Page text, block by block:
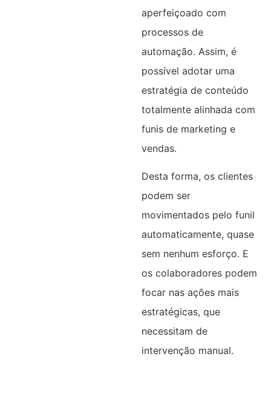
aperfeiçoado com
processos de
automação. Assim, é
possível adotar uma
estratégia de conteúdo
totalmente alinhada com
funis de marketing e
vendas.
Desta forma, os clientes
podem ser
movimentados pelo funil
automaticamente, quase
sem nenhum esforço. E
os colaboradores podem
focar nas ações mais
estratégicas, que
necessitam de
intervenção manual.